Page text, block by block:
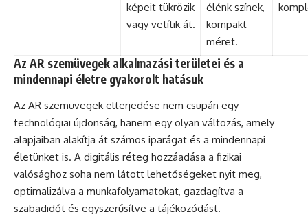
képeit tükrözik
vagy vetítik át.
élénk színek,
kompakt
méret.
Az AR szemüvegek alkalmazási területei és a
mindennapi életre gyakorolt hatásuk
Az AR szemüvegek elterjedése nem csupán egy
technológiai újdonság, hanem egy olyan változás, amely
alapjaiban alakítja át számos iparágat és a mindennapi
életünket is. A digitális réteg hozzáadása a fizikai
valósághoz soha nem látott lehetőségeket nyit meg,
optimalizálva a munkafolyamatokat, gazdagítva a
szabadidőt és egyszerűsítve a tájékozódást.